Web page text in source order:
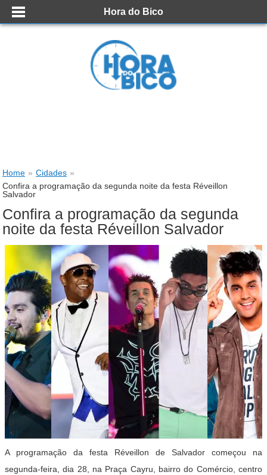
Hora do Bico
Home » Cidades »
Confira a programação da segunda noite da festa Réveillon
Salvador
Confira a programação da segunda
noite da festa Réveillon Salvador
A programação da festa Réveillon de Salvador começou na
segunda-feira, dia 28, na Praça Cayru, bairro do Comércio, centro